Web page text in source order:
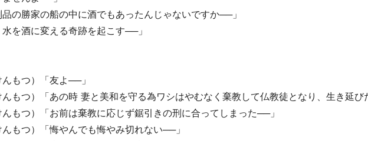
の勝家の船の中に酒でもあったんじゃないですか──」
を酒に変える奇跡を起こす──」
もつ）「友よ──」
もつ）「あの時 妻と美和を守る為ワシはやむなく棄教して仏教徒となり、生き延び
もつ）「お前は棄教に応じず鋸引きの刑に合ってしまった──」
もつ）「悔やんでも悔やみ切れない──」